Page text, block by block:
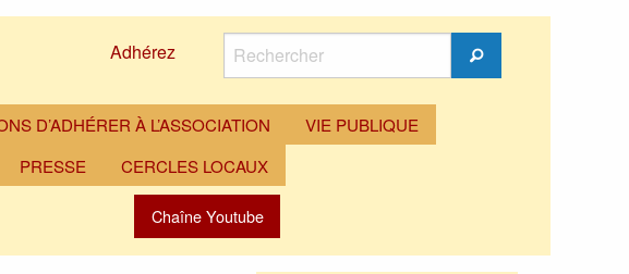
Adhérez
Rechercher
Rechercher
D’ADHÉRER À L’ASSOCIATION
VIE PUBLIQUE
PRESSE CERCLES LOCAUX
Chaîne Youtube